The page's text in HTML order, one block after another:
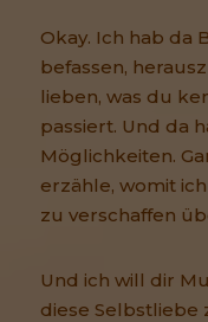
Okay. Ich hab da
befassen,
lieben, was du
passiert. Und da
Möglichkeiten.
erzähle, womit
zu verschaffen
Und ich will dir
diese Selbstliebe